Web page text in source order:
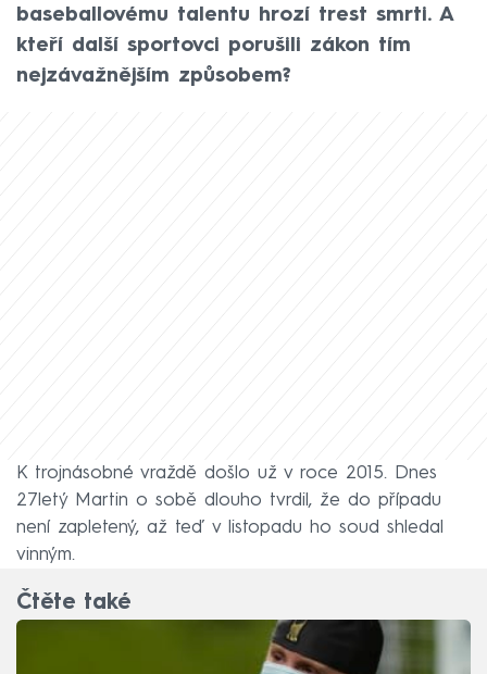
baseballovému talentu hrozí trest smrti. A
kteří další sportovci porušili zákon tím
nejzávažnějším způsobem?
K trojnásobné vraždě došlo už v roce 2015. Dnes
27letý Martin o sobě dlouho tvrdil, že do případu
není zapletený, až teď v listopadu ho soud shledal
vinným.
Čtěte také